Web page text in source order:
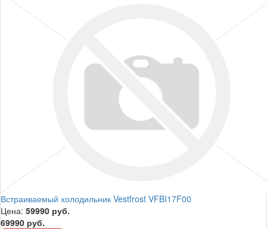
Встраиваемый холодильник Vestfrost VFBI17F00
Цена: 59990 руб.
69990 руб.